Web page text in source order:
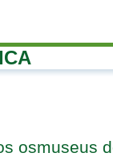
osmuseus